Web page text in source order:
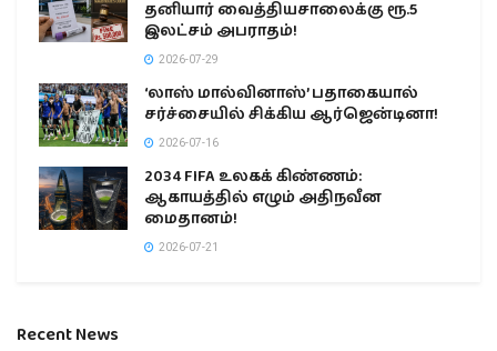
தனியார் வைத்தியசாலைக்கு ரூ.5
இலட்சம் அபராதம்!
2026-07-29
‘லாஸ் மால்வினாஸ்’ பதாகையால்
சர்ச்சையில் சிக்கிய ஆர்ஜென்டினா!
2026-07-16
2034 FIFA உலகக் கிண்ணம்:
ஆகாயத்தில் எழும் அதிநவீன
மைதானம்!
2026-07-21
Recent News